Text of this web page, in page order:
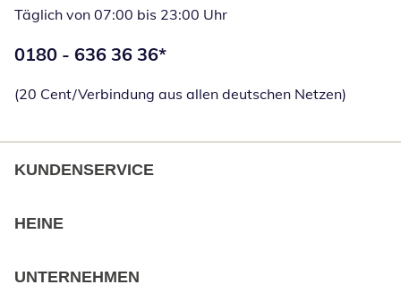
Täglich von 07:00 bis 23:00 Uhr
Telefonnummer:
0180 - 636 36 36*
(20 Cent/Verbindung aus allen deutschen Netzen)
KUNDENSERVICE
HEINE
UNTERNEHMEN